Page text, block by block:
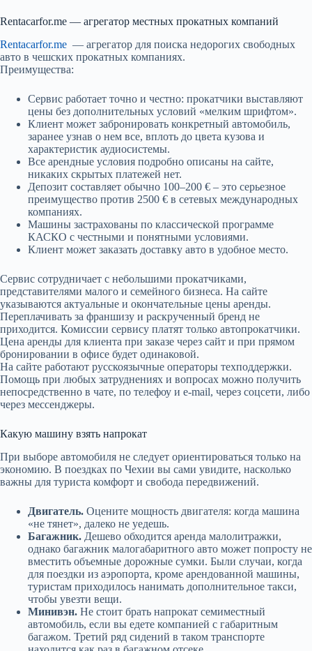
Rentacarfor.me — агрегатор местных прокатных компаний
Rentacarfor.me — агрегатор для поиска недорогих свободных
авто в чешских прокатных компаниях.
Преимущества:
Сервис работает точно и честно: прокатчики выставляют
цены без дополнительных условий «мелким шрифтом».
Клиент может забронировать конкретный автомобиль,
заранее узнав о нем все, вплоть до цвета кузова и
характеристик аудиосистемы.
Все арендные условия подробно описаны на сайте,
никаких скрытых платежей нет.
Депозит составляет обычно 100–200 € – это серьезное
преимущество против 2500 € в сетевых международных
компаниях.
Машины застрахованы по классической программе
КАСКО с честными и понятными условиями.
Клиент может заказать доставку авто в удобное место.
Сервис сотрудничает с небольшими прокатчиками,
представителями малого и семейного бизнеса. На сайте
указываются актуальные и окончательные цены аренды.
Переплачивать за франшизу и раскрученный бренд не
приходится. Комиссии сервису платят только автопрокатчики.
Цена аренды для клиента при заказе через сайт и при прямом
бронировании в офисе будет одинаковой.
На сайте работают русскоязычные операторы техподдержки.
Помощь при любых затруднениях и вопросах можно получить
непосредственно в чате, по телефоу и e-mail, через соцсети, либо
через мессенджеры.
Какую машину взять напрокат
При выборе автомобиля не следует ориентироваться только на
экономию. В поездках по Чехии вы сами увидите, насколько
важны для туриста комфорт и свобода передвижений.
Двигатель. Оцените мощность двигателя: когда машина
«не тянет», далеко не уедешь.
Багажник. Дешево обходится аренда малолитражки,
однако багажник малогабаритного авто может попросту не
вместить объемные дорожные сумки. Были случаи, когда
для поездки из аэропорта, кроме арендованной машины,
туристам приходилось нанимать дополнительное такси,
чтобы увезти вещи.
Минивэн. Не стоит брать напрокат семиместный
автомобиль, если вы едете компанией с габаритным
багажом. Третий ряд сидений в таком транспорте